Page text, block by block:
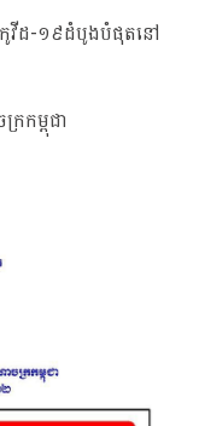
វីដ-១៩ដំបូងបំផុតនៅ
កម្ពុជា